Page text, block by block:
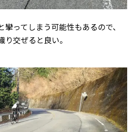
ってしまう可能性もあるので、
交ぜると良い。